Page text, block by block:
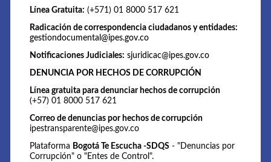
Línea Gratuita: (+571) 01 8000 517 621
Radicación de correspondencia ciudadanos y entidades:
gestiondocumental@ipes.gov.co
Notificaciones Judiciales: sjuridicac@ipes.gov.co
DENUNCIA POR HECHOS DE CORRUPCIÓN
Línea gratuita para denunciar hechos de corrupción
(+57) 01 8000 517 621
Correo de denuncias por hechos de corrupción
ipestransparente@ipes.gov.co
Plataforma Bogotá Te Escucha -SDQS - "Denuncias por
Corrupción" o "Entes de Control".